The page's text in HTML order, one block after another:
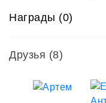
Награды (0)
Друзья (8)